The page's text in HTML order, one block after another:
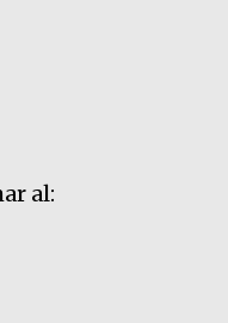
al: